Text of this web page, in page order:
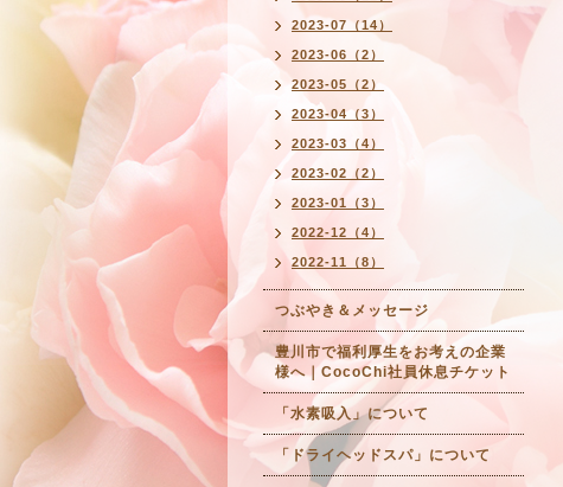
2023-07（14）
2023-06（2）
2023-05（2）
2023-04（3）
2023-03（4）
2023-02（2）
2023-01（3）
2022-12（4）
2022-11（8）
つぶやき＆メッセージ
豊川市で福利厚生をお考えの企業
様へ｜CocoChi社員休息チケット
「水素吸入」について
「ドライヘッドスパ」について